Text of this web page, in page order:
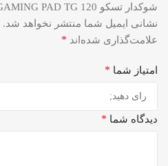
شوکدار تسکو TSCO GAMING PAD TG 120”
نشانی ایمیل شما منتشر نخواهد شد.
علامت‌گذاری شده‌اند *
امتیاز شما *
دیدگاه شما *